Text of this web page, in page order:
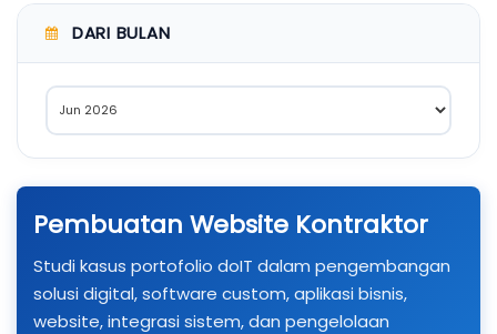
DARI BULAN
Pembuatan Website Kontraktor
Studi kasus portofolio doIT dalam pengembangan
solusi digital, software custom, aplikasi bisnis,
website, integrasi sistem, dan pengelolaan